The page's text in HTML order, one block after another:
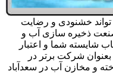
تواند خشنودی و رضایت
ذخیره سازی آب و
شایسته شما و اعتبار
شرکت برتر در
و مخازن آب در سعدآباد